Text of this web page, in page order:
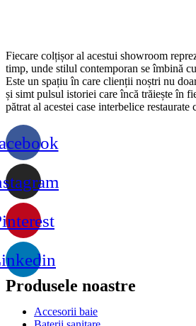
Fiecare colțișor al acestui showroom
timp, unde stilul contemporan se îmbină
Este un spațiu în care clienții noștri nu
și simt pulsul istoriei care încă trăiește în
pătrat al acestei case interbelice restaurate
Produsele noastre
Accesorii baie